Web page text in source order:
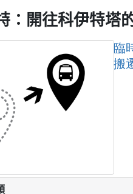
：開往科伊特塔
臨
搬